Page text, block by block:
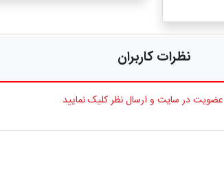
نظرات کاربران
در سایت و ارسال نظر کلیک نمایید